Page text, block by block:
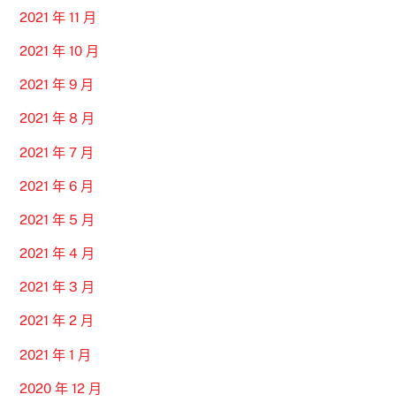
2021 年 11 月
2021 年 10 月
2021 年 9 月
2021 年 8 月
2021 年 7 月
2021 年 6 月
2021 年 5 月
2021 年 4 月
2021 年 3 月
2021 年 2 月
2021 年 1 月
2020 年 12 月